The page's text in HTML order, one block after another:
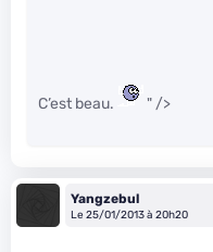
C’est beau. " />
Yangzebul
Le 25/01/2013 à 20h20